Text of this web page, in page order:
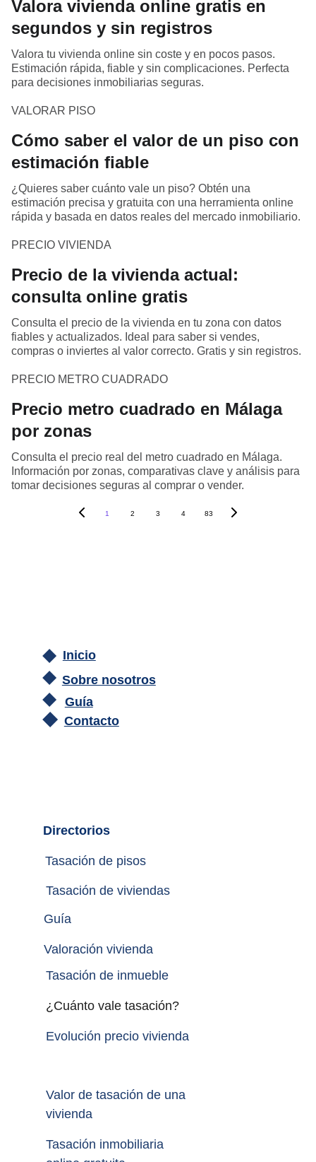
Valora vivienda online gratis en
segundos y sin registros
Valora tu vivienda online sin coste y en pocos pasos.
Estimación rápida, fiable y sin complicaciones. Perfecta
para decisiones inmobiliarias seguras.
VALORAR PISO
Cómo saber el valor de un piso con
estimación fiable
¿Quieres saber cuánto vale un piso? Obtén una
estimación precisa y gratuita con una herramienta online
rápida y basada en datos reales del mercado inmobiliario.
PRECIO VIVIENDA
Precio de la vivienda actual:
consulta online gratis
Consulta el precio de la vivienda en tu zona con datos
fiables y actualizados. Ideal para saber si vendes,
compras o inviertes al valor correcto. Gratis y sin registros.
PRECIO METRO CUADRADO
Precio metro cuadrado en Málaga
por zonas
Consulta el precio real del metro cuadrado en Málaga.
Información por zonas, comparativas clave y análisis para
tomar decisiones seguras al comprar o vender.
1 2 3 4 83
Inicio
Guía
Contacto
Sobre nosotros
Directorios
Tasación de pisos
Tasación de viviendas
Guía
Valoración vivienda
Tasación de inmueble
Valor de tasación de una
vivienda
Tasación inmobiliaria
¿Cuánto vale tasación?
Evolución precio vivienda